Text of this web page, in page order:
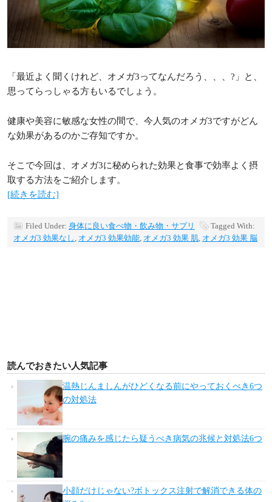
「最近よく聞くけれど、オメガ3ってなんだろう、、、?」と、
思ってらっしゃる方もいるでしょう。
健康や美容に敏感な女性の間で、今人気のオメガ3ですがどん
な効果があるのかご存知ですか。
そこで今回は、オメガ3に秘められた効果と食事で効率よく摂
取する方法をご紹介します。
[続きを読む]
Filed Under: 身体に良い食べ物・飲み物・サプリ
Tagged With:
オメガ3 効果なし , オメガ3 効果効能, オメガ3 効果 肌, オメガ3 効果 脳
読んでおきたい人気記事
温熱じんましんがひどくなる前にやっておくべき6つ
の対処法
腕の痛みを感じたら疑うべき病気の兆候と対処法6つ
小顔だけじゃない?ボトックス注射で解消できる体の